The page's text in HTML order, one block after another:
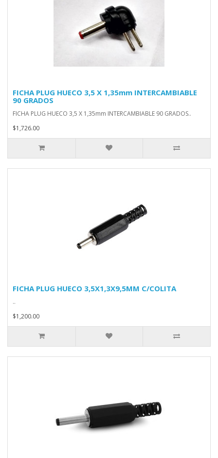
FICHA PLUG HUECO 3,5 X 1,35mm INTERCAMBIABLE
90 GRADOS
FICHA PLUG HUECO 3,5 X 1,35mm INTERCAMBIABLE 90 GRADOS..
$1,726.00
FICHA PLUG HUECO 3,5X1,3X9,5MM C/COLITA
..
$1,200.00